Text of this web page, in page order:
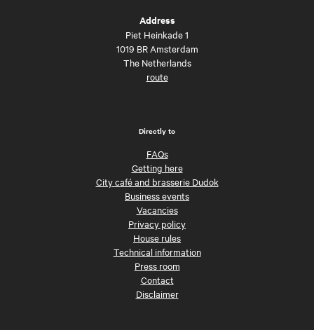
Address
Piet Heinkade 1
1019 BR Amsterdam
The Netherlands
route
Directly to
FAQs
Getting here
City café and brasserie Dudok
Business events
Vacancies
Privacy policy
House rules
Technical information
Press room
Contact
Disclaimer